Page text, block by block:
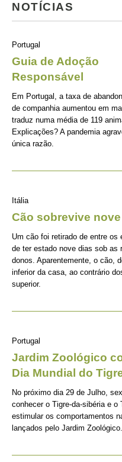
NOTÍCIAS
Portugal
Guia de Adoção
Responsável
Em Portugal, a taxa de
de companhia aumentou em
traduz numa média de 119
Explicações? A pandemia
única razão.
Itália
Cão sobrevive
Um cão foi retirado de entre
de ter estado nove dias sob as
donos. Aparentemente, o cão,
inferior da casa, ao contrário
superior.
Portugal
Jardim Zoológico
Dia Mundial do
No próximo dia 29 de Julho,
conhecer o Tigre-da-sibéria e o
estimular os comportamentos
lançados pelo Jardim Zoológico.